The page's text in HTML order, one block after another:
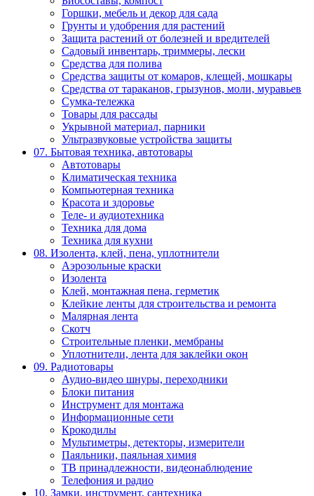
Горшки, мебель и декор для сада
Грунты и удобрения для растений
Защита растений от болезней и вредителей
Садовый инвентарь, триммеры, лески
Средства для полива
Средства защиты от комаров, клещей, мошкары
Средства от тараканов, грызунов, моли, муравьев
Сумка-тележка
Товары для рассады
Укрывной материал, парники
Ультразвуковые устройства защиты
07. Бытовая техника, автотовары
Автотовары
Климатическая техника
Компьютерная техника
Красота и здоровье
Теле- и аудиотехника
Техника для дома
Техника для кухни
08. Изолента, клей, пена, уплотнители
Аэрозольные краски
Изолента
Клей, монтажная пена, герметик
Клейкие ленты для строительства и ремонта
Малярная лента
Скотч
Строительные пленки, мембраны
Уплотнители, лента для заклейки окон
09. Радиотовары
Аудио-видео шнуры, переходники
Блоки питания
Инструмент для монтажа
Информационные сети
Крокодилы
Мультиметры, детекторы, измерители
Паяльники, паяльная химия
ТВ принадлежности, видеонаблюдение
Телефония и радио
10. Замки, инструмент, сантехника